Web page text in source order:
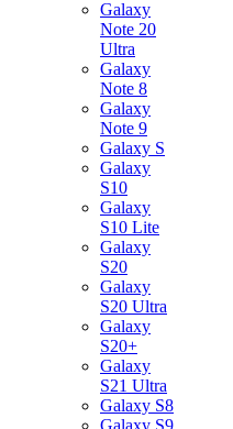
Galaxy
Note 20
Ultra
Galaxy
Note 8
Galaxy
Note 9
Galaxy S
Galaxy
S10
Galaxy
S10 Lite
Galaxy
S20
Galaxy
S20 Ultra
Galaxy
S20+
Galaxy
S21 Ultra
Galaxy S8
Galaxy S9